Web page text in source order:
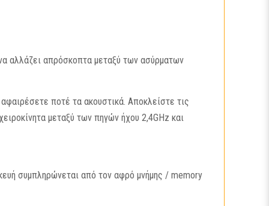
αλλάζει απρόσκοπτα μεταξύ των ασύρματων
ποτέ τα ακουστικά. Αποκλείστε τις
μεταξύ των πηγών ήχου 2,4GHz και
συμπληρώνεται από τον αφρό μνήμης / memory